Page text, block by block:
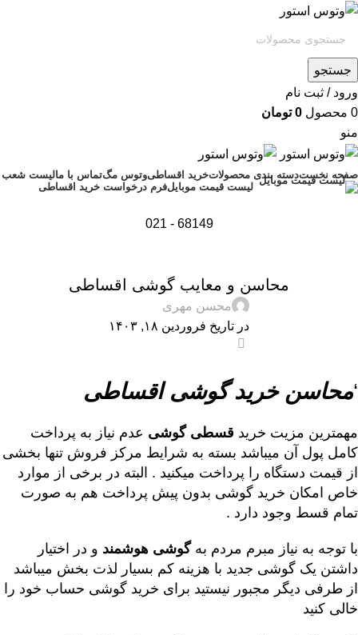
جستجو
ورود / ثبت نام
0 محصول 0 تومان
منو
صفحه نخستدسته بندی محصولاتخرید اقساطیوتوس مگتماس با مالیست شعب
لیست قیمت موبایلفرم درخواست خرید اقساطی
68149 - 021
محاسن و معایب گوشی اقساطی
محسن مهری
در تاریخ فروردین ۱۸, ۱۴۰۳
‘محاسن خرید گوشی اقساطی
مهمترین مزیت خرید قسطی گوشی عدم نیاز به پرداخت
کامل پول آن میباشد بسته به شرایط مرکز فروش تنها بخشی
از قیمت دستگاه را پرداخت میکنید . البته در برخی از موارد
خاص امکان خرید گوشی بدون پیش پرداخت هم به صورت
تمام قسط وجود دارد .
با توجه به نیاز مبرم مردم بهگوشی هوشمند و در اختیار
داشتن یک گوشی جدید با هزینه کم بسیار لذت بخش میباشد
از طرفی دیگر مجبور نیستید برای خرید گوشی حساب خود را
خالی کنید